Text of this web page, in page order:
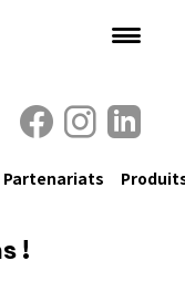
Partenariats
!